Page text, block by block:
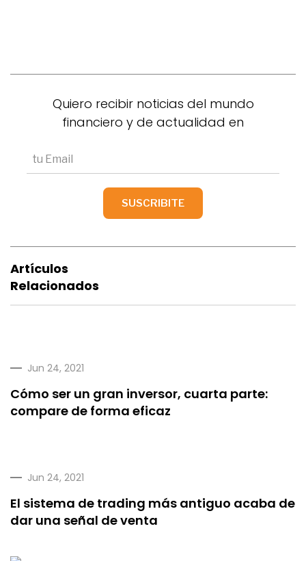
Quiero recibir noticias del mundo
financiero y de actualidad en
Artículos
Relacionados
Jun 24, 2021
Cómo ser un gran inversor, cuarta parte:
compare de forma eficaz
Jun 24, 2021
El sistema de trading más antiguo acaba de
dar una señal de venta